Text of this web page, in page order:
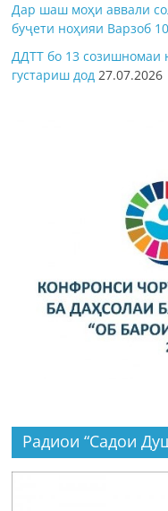
Дар шаш моҳи аввали
буҷети ноҳияи Варзоб
ДДТТ бо 13 созишномаи
густариш дод 27.07.2026
Радиои “Садои